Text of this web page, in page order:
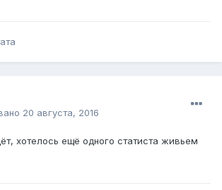
20 августа, 2016
хотелось ещё одного статиста живьем